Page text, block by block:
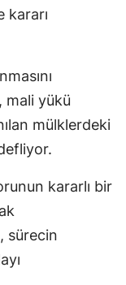
kararı
mali yükü
mülklerdeki
kararlı bir
sürecin